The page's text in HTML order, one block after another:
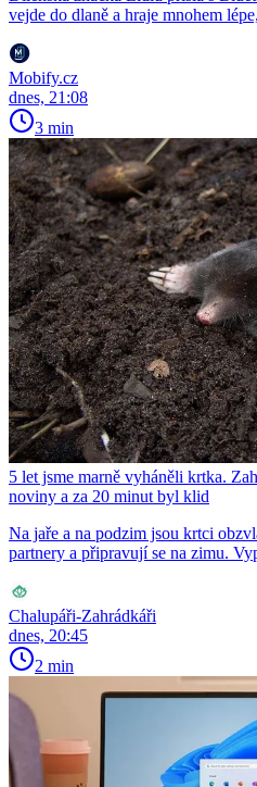
vejde do dlaně a hraje mnohem
Mobify.cz
dnes, 21:08
3 min
5 let jsme marně vyháněli krtka.
noviny a za 20 minut byl klid
Na jaře a na podzim jsou krtci
partnery a připravují se na zimu.
Chalupáři-Zahrádkáři
dnes, 20:45
2 min